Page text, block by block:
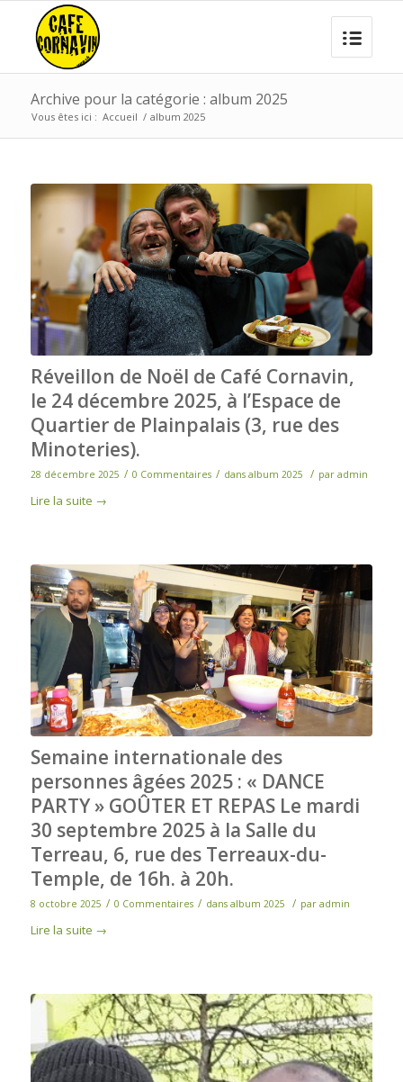
Archive pour la catégorie : album 2025
Vous êtes ici : Accueil / album 2025
Réveillon de Noël de Café Cornavin,
le 24 décembre 2025, à l’Espace de
Quartier de Plainpalais (3, rue des
Minoteries).
28 décembre 2025 / 0 Commentaires / dans album 2025 / par admin
Lire la suite →
Semaine internationale des
personnes âgées 2025 : « DANCE
PARTY » GOÛTER ET REPAS Le mardi
30 septembre 2025 à la Salle du
Terreau, 6, rue des Terreaux-du-
Temple, de 16h. à 20h.
8 octobre 2025 / 0 Commentaires / dans album 2025 / par admin
Lire la suite →